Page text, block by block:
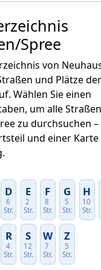
Spree
von
und Plätze
Wählen Sie einen
um alle
zu durchsuchen
und einer
D
6
Str.
E
2
Str.
F
8
Str.
G
5
Str.
H
10
Str.
R
4
Str.
S
12
Str.
W
7
Str.
Z
5
Str.